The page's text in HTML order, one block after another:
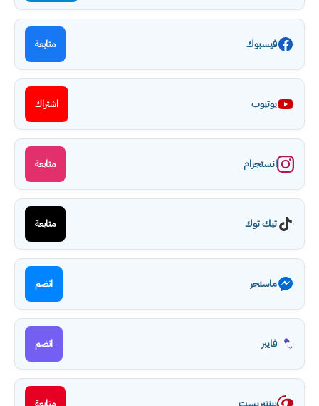
فيسبوك متابعة
يوتيوب اشتراك
انستجرام متابعة
تيك توك متابعة
ماسنجر انضم
فايبر انضم